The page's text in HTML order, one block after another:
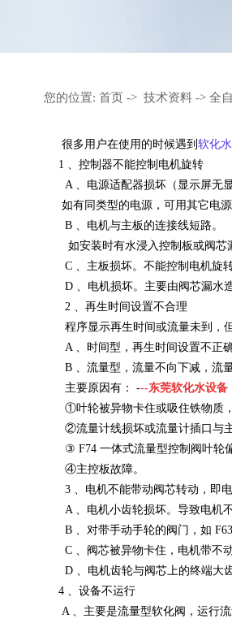
您的位置: 首页-> 技术资料-> 全
很多用户在使用的时候遇到 软化
1 、控制器不能控制电机旋转
A 、电源适配器损坏（显示屏无显
如有同类型的电源，可用其它电
B 、电机与主板的连接线短路。
如安装时有水浸入控制板或阀芯
C 、主板损坏。不能控制电机旋转
D 、电机损坏。主要由阀芯漏水
2 、再生时间设置不合理
程序显示再生时间或流量未到，
A 、时间型，再生时间设置不正
B 、流量型，流量不向下减，流
主要原因有： ---东莞软化水设备
①叶轮被异物卡住或吸住铁物质
②流量计线损坏或流量计插口与
③ F74 一体式流量型控制阀叶轮
④主控板故障。
3 、电机不能带动阀芯转动，即
A 、电机小齿轮损坏。导致电机
B 、对带手动手轮的阀门，如
C 、阀芯被异物卡住，电机带不动
D 、电机齿轮与阀芯上的终端大
4 、设备不运行
A 、主要是流量型软化阀，运行流